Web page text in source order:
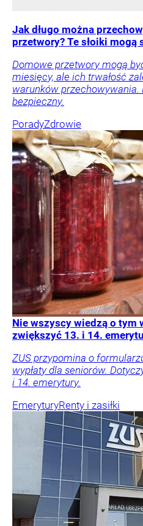
Jak długo można
przetwory? Te słoiki mogą
Domowe przetwory mogą
miesięcy, ale ich trwałość
warunków przechowywania.
bezpieczny.
PoradyZdrowie
Nie wszyscy wiedzą o tym
zwiększyć 13. i 14.
ZUS przypomina o
wypłaty dla seniorów.
i 14. emerytury.
EmeryturyRenty i zasiłki